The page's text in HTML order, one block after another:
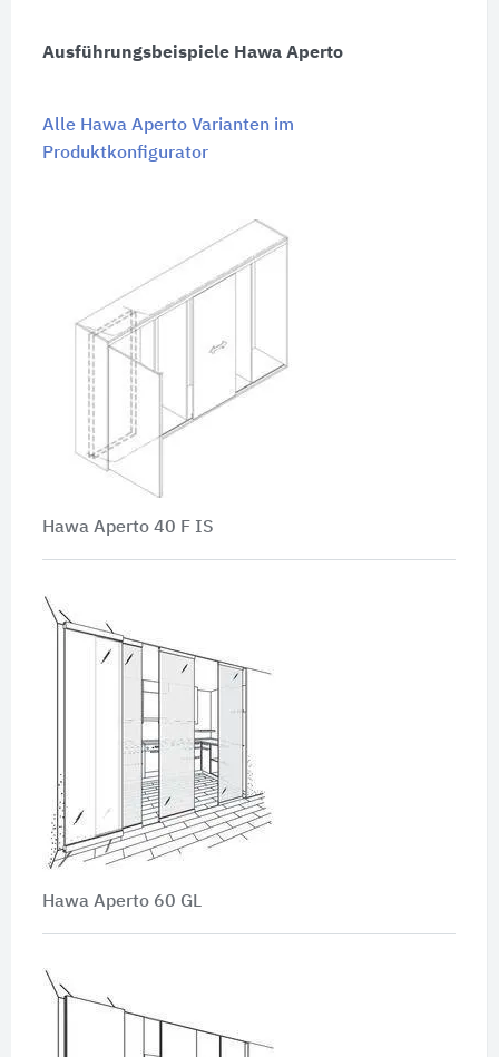
Ausführungsbeispiele Hawa Aperto
Alle Hawa Aperto Varianten im
Produktkonfigurator
Hawa Aperto 40 F IS
Hawa Aperto 60 GL